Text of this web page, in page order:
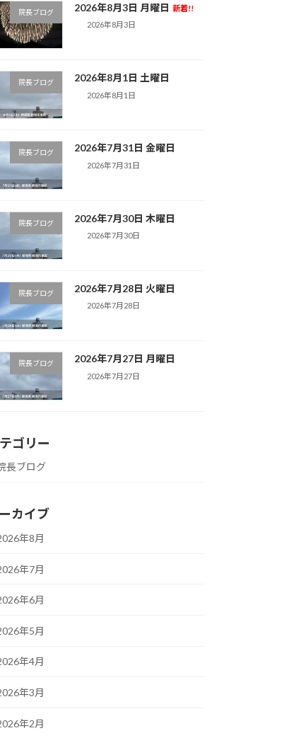
院長ブログ 2026年8月3日 月曜日 新着!!
2026年8月3日
院長ブログ 2026年8月1日 土曜日
2026年8月1日
院長ブログ 2026年7月31日 金曜日
2026年7月31日
院長ブログ 2026年7月30日 木曜日
2026年7月30日
院長ブログ 2026年7月28日 火曜日
2026年7月28日
院長ブログ 2026年7月27日 月曜日
2026年7月27日
ゴリー
長ブログ
カイブ
年8月
年7月
年6月
年5月
年4月
年3月
年2月